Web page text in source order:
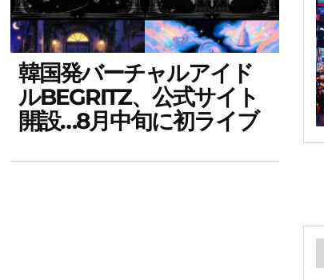
韓国発バーチャルアイド
ルBEGRITZ、公式サイト
開設…8月中旬に初ライブ